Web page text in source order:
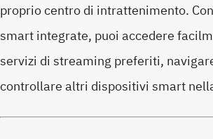
proprio centro di intrattenimento.
smart integrate, puoi accedere
servizi di streaming preferiti,
controllare altri dispositivi smart